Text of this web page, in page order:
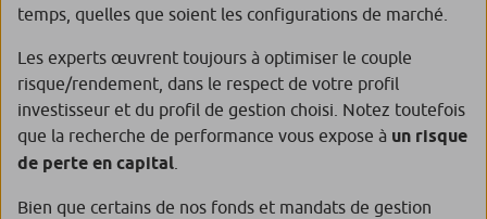
temps, quelles que soient les configurations de marché.
Les experts œuvrent toujours à optimiser le couple
risque/rendement, dans le respect de votre profil
investisseur et du profil de gestion choisi. Notez toutefois
que la recherche de performance vous expose à un risque
de perte en capital
Bien que certains de nos fonds et mandats de gestion